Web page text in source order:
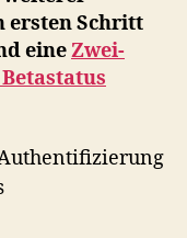
ersten Schritt
eineZwei-